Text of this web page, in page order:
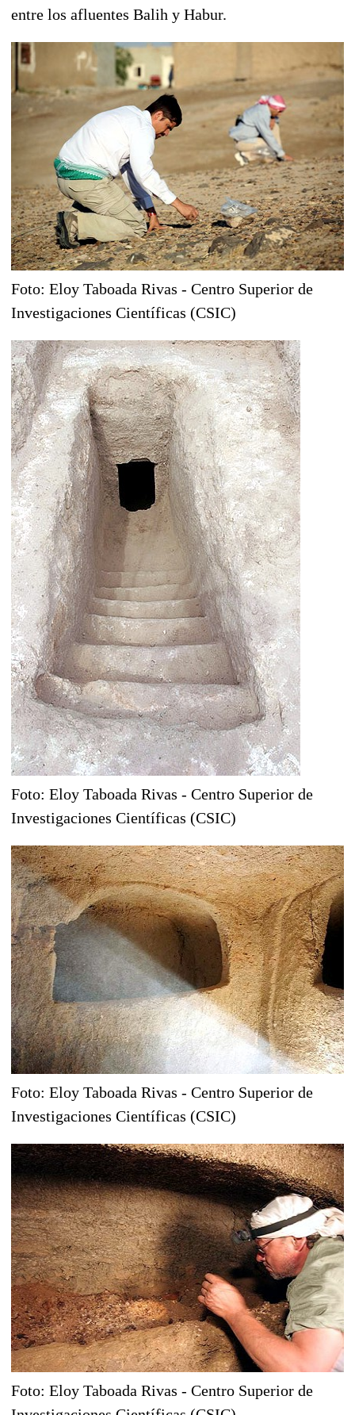
entre los afluentes Balih y Habur.
Foto: Eloy Taboada Rivas - Centro Superior de
Investigaciones Científicas (CSIC)
Foto: Eloy Taboada Rivas - Centro Superior de
Investigaciones Científicas (CSIC)
Foto: Eloy Taboada Rivas - Centro Superior de
Investigaciones Científicas (CSIC)
Foto: Eloy Taboada Rivas - Centro Superior de